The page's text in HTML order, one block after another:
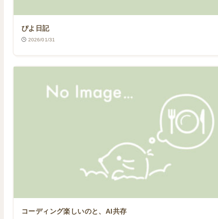
ぴよ日記
2026/01/31
コーディング楽しいのと、AI共存